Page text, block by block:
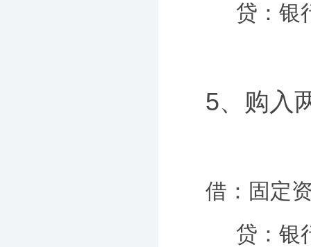
贷：银行
5、购入
借：固定
贷：银行